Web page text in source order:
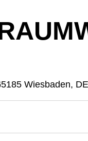
Wiesbaden, DE